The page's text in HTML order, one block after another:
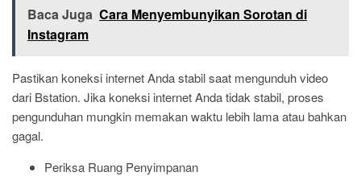
Baca Juga Cara Menyembunyikan Sorotan di
Instagram
Pastikan koneksi internet Anda stabil saat mengunduh video
dari Bstation. Jika koneksi internet Anda tidak stabil, proses
pengunduhan mungkin memakan waktu lebih lama atau bahkan
gagal.
Periksa Ruang Penyimpanan